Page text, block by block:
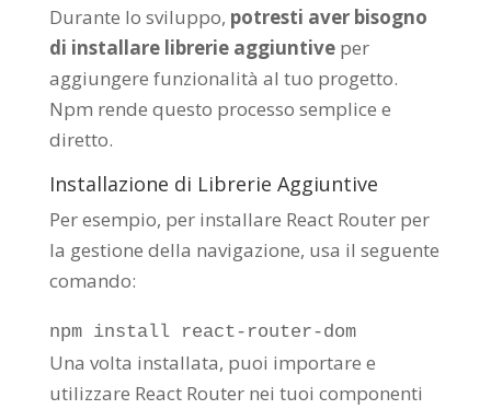
Durante lo sviluppo, potresti aver bisogno
di installare librerie aggiuntiveper
aggiungere funzionalità al tuo progetto.
Npm rende questo processo semplice e
diretto.
Installazione di Librerie Aggiuntive
Per esempio, per installare React Router per
la gestione della navigazione, usa il seguente
comando:
npm install react-router-dom
Una volta installata, puoi importare e
utilizzare React Router nei tuoi componenti